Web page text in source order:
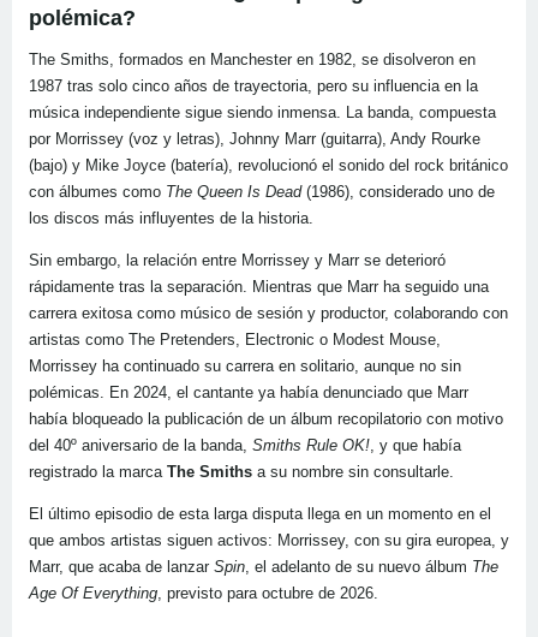
polémica?
The Smiths, formados en Manchester en 1982, se disolveron en
1987 tras solo cinco años de trayectoria, pero su influencia en la
música independiente sigue siendo inmensa. La banda, compuesta
por Morrissey (voz y letras), Johnny Marr (guitarra), Andy Rourke
(bajo) y Mike Joyce (batería), revolucionó el sonido del rock británico
con álbumes como The Queen Is Dead(1986), considerado uno de
los discos más influyentes de la historia.
Sin embargo, la relación entre Morrissey y Marr se deterioró
rápidamente tras la separación. Mientras que Marr ha seguido una
carrera exitosa como músico de sesión y productor, colaborando con
artistas como The Pretenders, Electronic o Modest Mouse,
Morrissey ha continuado su carrera en solitario, aunque no sin
polémicas. En 2024, el cantante ya había denunciado que Marr
había bloqueado la publicación de un álbum recopilatorio con motivo
del 40º aniversario de la banda, Smiths Rule OK! , y que había
registrado la marca The Smiths a su nombre sin consultarle.
El último episodio de esta larga disputa llega en un momento en el
que ambos artistas siguen activos: Morrissey, con su gira europea, y
Marr, que acaba de lanzar Spin , el adelanto de su nuevo álbum The
Age Of Everything , previsto para octubre de 2026.